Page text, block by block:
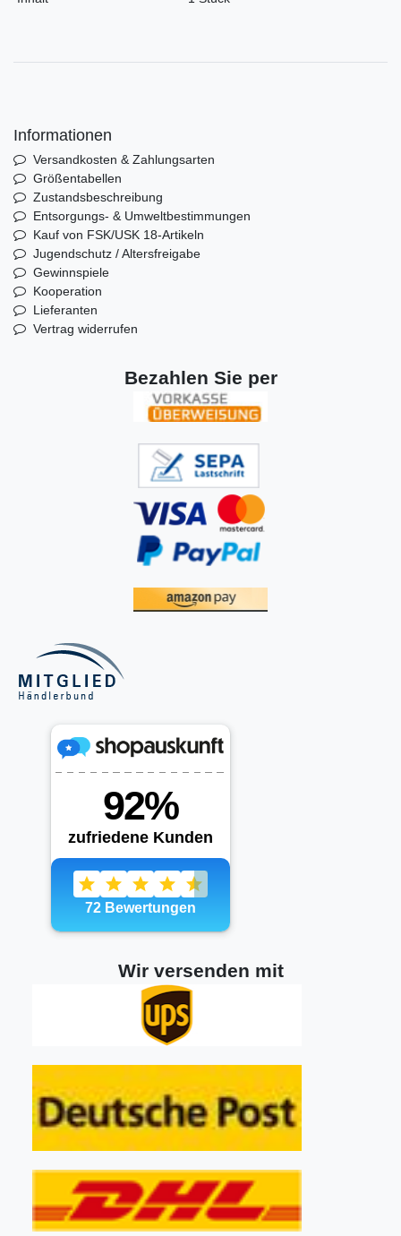
Informationen
Versandkosten & Zahlungsarten
Größentabellen
Zustandsbeschreibung
Entsorgungs- & Umweltbestimmungen
Kauf von FSK/USK 18-Artikeln
Jugendschutz / Altersfreigabe
Gewinnspiele
Kooperation
Lieferanten
Vertrag widerrufen
Bezahlen Sie per
Wir versenden mit